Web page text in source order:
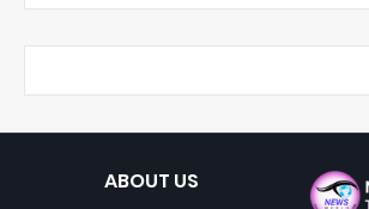
ABOUT US